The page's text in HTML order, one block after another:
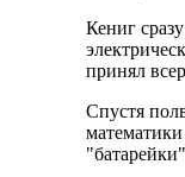
Кениг
принял
Спустя